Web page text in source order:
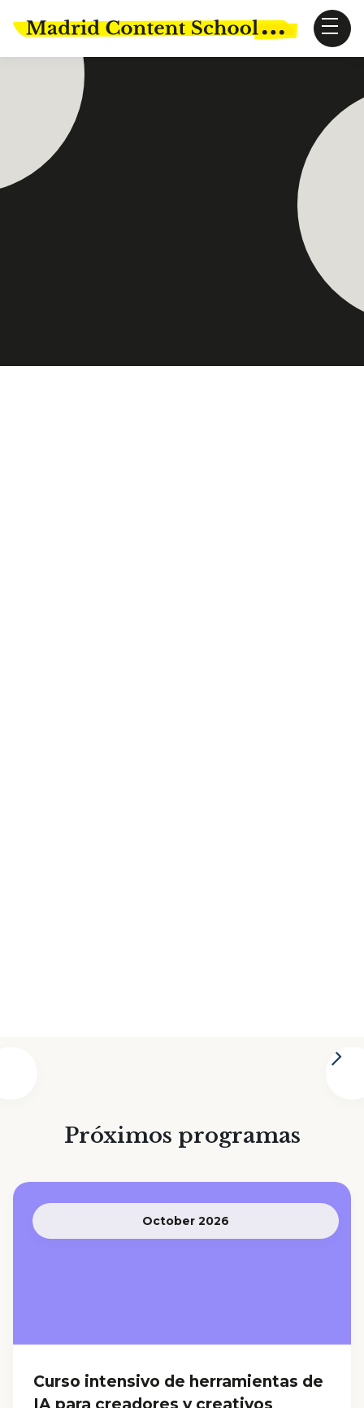
Próximos programas
October 2026
Curso intensivo de herramientas de